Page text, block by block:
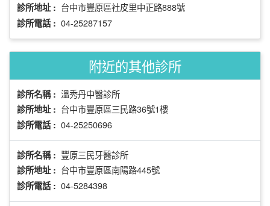
診所地址 : 台中市豐原區社皮里中正路888號
診所電話 : 04-25287157
附近的其他診所
診所名稱 : 溫秀丹中醫診所
診所地址 : 台中市豐原區三民路36號1樓
診所電話 : 04-25250696
診所名稱 : 豐原三民牙醫診所
診所地址 : 台中市豐原區南陽路445號
診所電話 : 04-5284398